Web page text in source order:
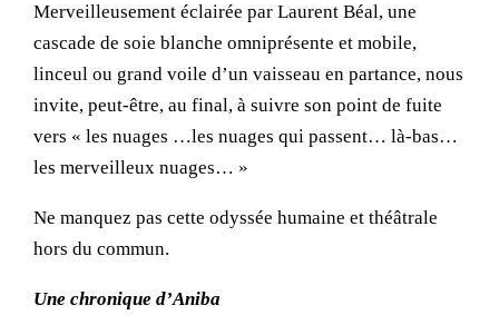
Merveilleusement éclairée par Laurent Béal, une
cascade de soie blanche omniprésente et mobile,
linceul ou grand voile d’un vaisseau en partance, nous
invite, peut-être, au final, à suivre son point de fuite
vers « les nuages …les nuages qui passent… là-bas…
les merveilleux nuages… »
Ne manquez pas cette odyssée humaine et théâtrale
hors du commun.
Une chronique d’Aniba